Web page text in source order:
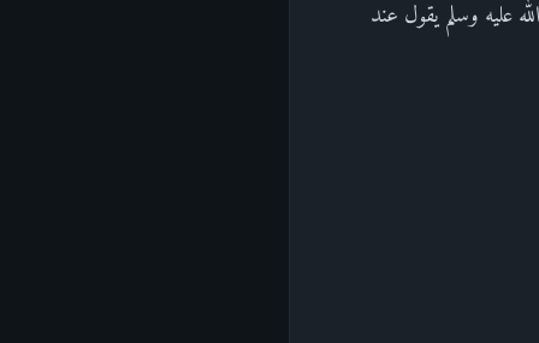
عليه وسلم يقول عند